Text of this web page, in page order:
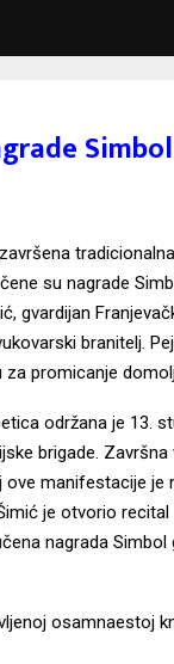
su nagrade
gvardijan
branitelj.
za promicanje
održana je 13.
brigade.
manifestacije je
je otvorio
nagrada
osamnaestoj